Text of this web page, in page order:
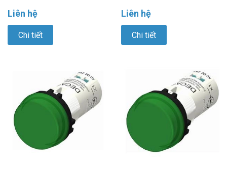
Liên hệ
Chi tiết
Liên hệ
Chi tiết